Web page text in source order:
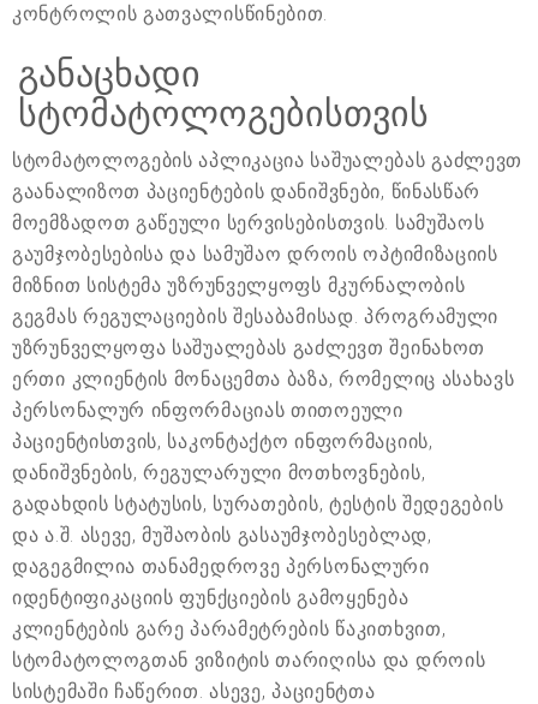
კონტროლის გათვალისწინებით.
განაცხადი
სტომატოლოგებისთვის
სტომატოლოგების აპლიკაცია საშუალებას გაძლევთ
გაანალიზოთ პაციენტების დანიშვნები, წინასწარ
მოემზადოთ გაწეული სერვისებისთვის. სამუშაოს
გაუმჯობესებისა და სამუშაო დროის ოპტიმიზაციის
მიზნით სისტემა უზრუნველყოფს მკურნალობის
გეგმას რეგულაციების შესაბამისად. პროგრამული
უზრუნველყოფა საშუალებას გაძლევთ შეინახოთ
ერთი კლიენტის მონაცემთა ბაზა, რომელიც ასახავს
პერსონალურ ინფორმაციას თითოეული
პაციენტისთვის, საკონტაქტო ინფორმაციის,
დანიშვნების, რეგულარული მოთხოვნების,
გადახდის სტატუსის, სურათების, ტესტის შედეგების
და ა.შ. ასევე, მუშაობის გასაუმჯობესებლად,
დაგეგმილია თანამედროვე პერსონალური
იდენტიფიკაციის ფუნქციების გამოყენება
კლიენტების გარე პარამეტრების წაკითხვით,
სტომატოლოგთან ვიზიტის თარიღისა და დროის
სისტემაში ჩაწერით. ასევე, პაციენტთა